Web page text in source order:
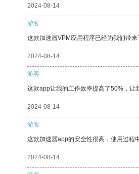
2024-08-14
游客
这款加速器VPM应用程序已经为我们带来
2024-08-14
游客
这款app让我的工作效率提高了50%，让
2024-08-14
游客
这款加速器app的安全性很高，使用过程
2024-08-14